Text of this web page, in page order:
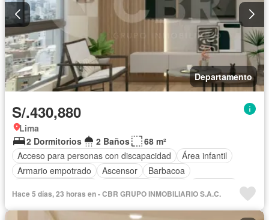
Departamento
S/.430,880
Lima
2 Dormitorios
2 Baños
68 m²
Acceso para personas con discapacidad
Área infantil
Armario empotrado
Ascensor
Barbacoa
Terraza
Parcialmente amoblado
Hace 5 días, 23 horas en - CBR GRUPO INMOBILIARIO S.A.C.